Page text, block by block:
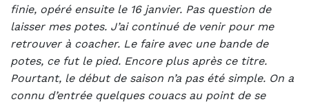
finie, opéré ensuite le 16 janvier. Pas question de
laisser mes potes. J’ai continué de venir pour me
retrouver à coacher. Le faire avec une bande de
potes, ce fut le pied. Encore plus après ce titre.
Pourtant, le début de saison n’a pas été simple. On a
connu d’entrée quelques couacs au point de se